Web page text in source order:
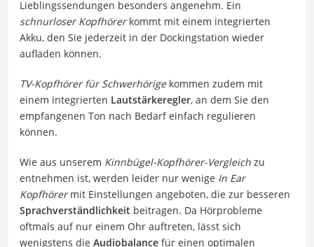
Lieblingssendungen besonders angenehm. Ein
schnurloser Kopfhörerkommt mit einem integrierten
Akku, den Sie jederzeit in der Dockingstation wieder
aufladen können.
TV-Kopfhörer für Schwerhörigekommen zudem mit
einem integrierten Lautstärkeregler, an dem Sie den
empfangenen Ton nach Bedarf einfach regulieren
können.
Wie aus unserem Kinnbügel-Kopfhörer-Vergleich zu
entnehmen ist, werden leider nur wenige In Ear
Kopfhörermit Einstellungen angeboten, die zur besseren
Sprachverständlichkeit beitragen. Da Hörprobleme
oftmals auf nur einem Ohr auftreten, lässt sich
wenigstens die Audiobalance für einen optimalen